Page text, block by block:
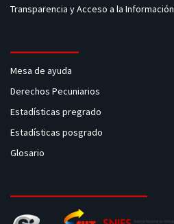
Transparencia y Acceso a la Información
Mesa de ayuda
Derechos Pecuniarios
Estadísticas pregrado
Estadísticas posgrado
Glosario